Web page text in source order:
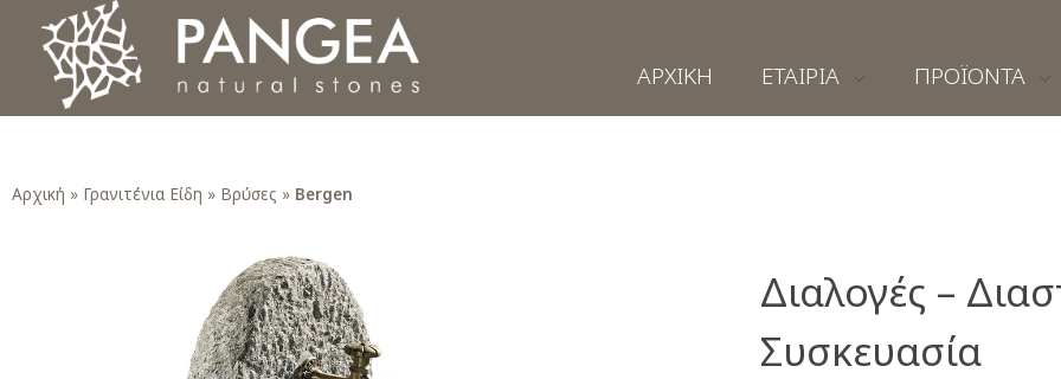
Φυσικά Πετρώματα PANGEA
Ο υπέροχος κόσμος της Φυσικής Πέτρας
ΑΡΧΙΚΗ ΕΤΑΙΡΙΑ ΠΡΟΪΟΝΤΑ
Αρχική » Γρανιτένια Είδη » Βρύσες » Bergen
Διαλογές –
Συσκευασία